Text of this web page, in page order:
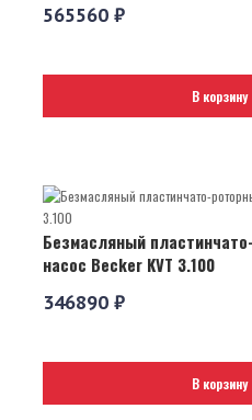
565560 ₽
В корзину
Безмасляный
насос Becker KVT 3.100
346890 ₽
В корзину